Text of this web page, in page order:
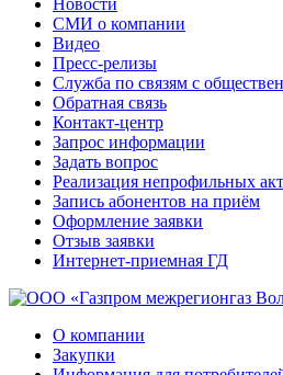
Новости
СМИ о компании
Видео
Пресс-релизы
Служба по связям с
Обратная связь
Контакт-центр
Запрос информации
Задать вопрос
Реализация непрофильных
Запись абонентов на приём
Оформление заявки
Отзыв заявки
Интернет-приемная ГД
О компании
Закупки